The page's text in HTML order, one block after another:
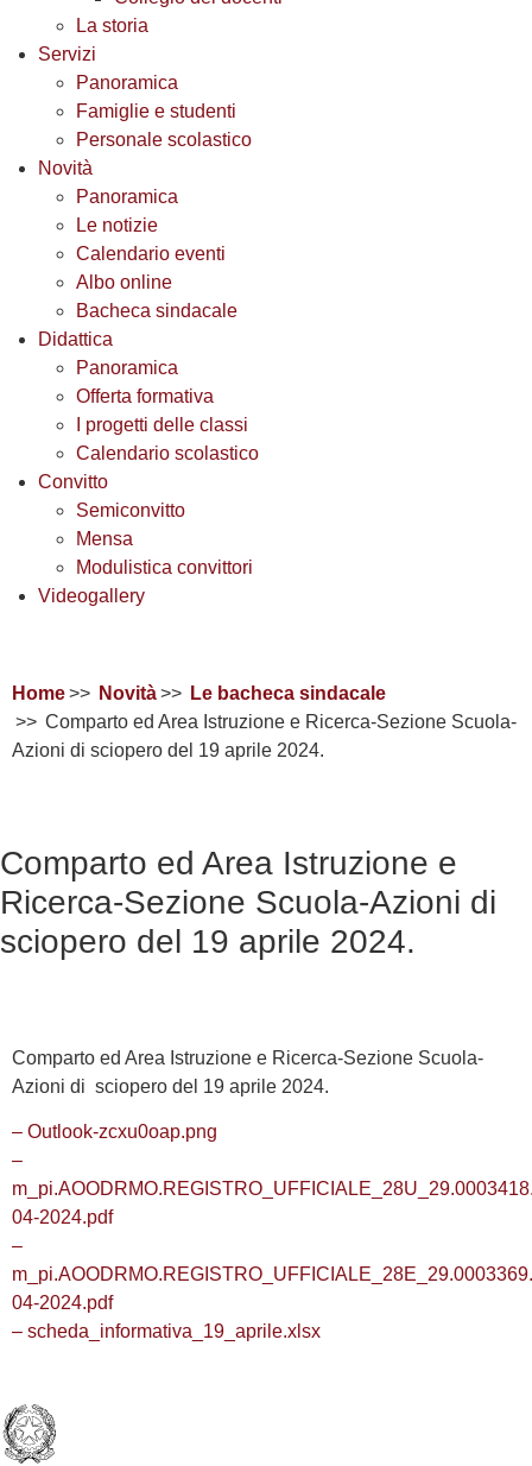
La storia
Servizi
Panoramica
Famiglie e studenti
Personale scolastico
Novità
Panoramica
Le notizie
Calendario eventi
Albo online
Bacheca sindacale
Didattica
Panoramica
Offerta formativa
I progetti delle classi
Calendario scolastico
Convitto
Semiconvitto
Mensa
Modulistica convittori
Videogallery
Home Novità
Le bacheca sindacale
Comparto ed Area Istruzione e Ricerca-Sezione Scuola-
Azioni di sciopero del 19 aprile 2024.
Comparto ed Area Istruzione e
Ricerca-Sezione Scuola-Azioni di
sciopero del 19 aprile 2024.
Comparto ed Area Istruzione e Ricerca-Sezione Scuola-
Azioni di sciopero del 19 aprile 2024.
– Outlook-zcxu0oap.png
–
04-2024.pdf
–
04-2024.pdf
– scheda_informativa_19_aprile.xlsx